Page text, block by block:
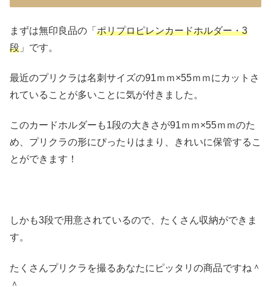
まずは無印良品の「 ポリプロピレンカードホルダー・3
段 」です。
最近のプリクラは名刺サイズの91ｍｍ×55ｍｍにカットさ
れていることが多いことに気が付きました。
このカードホルダーも1段の大きさが91ｍｍ×55ｍｍのた
め、プリクラの形にぴったりはまり、きれいに保管するこ
とができます！
しかも3段で用意されているので、たくさん収納ができま
す。
たくさんプリクラを撮るあなたにピッタリの商品ですね＾
＾